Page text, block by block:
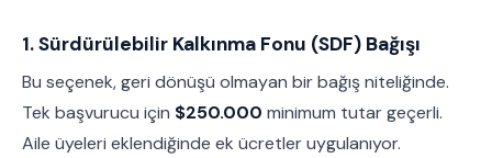
1. Sürdürülebilir Kalkınma Fonu (SDF) Bağışı
Bu seçenek, geri dönüşü olmayan bir bağış niteliğinde.
Tek başvurucu için $250.000 minimum tutar geçerli.
Aile üyeleri eklendiğinde ek ücretler uygulanıyor.